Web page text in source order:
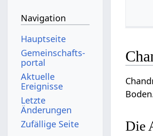
Die
Navigation
Hauptseite
Gemeinschafts­
portal
Aktuelle
Ereignisse
Letzte
Änderungen
Zufällige Seite